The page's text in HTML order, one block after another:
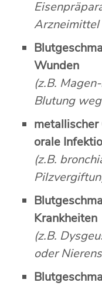
Arzneimittel
Wunden
(z.B.
Blutung
metallischer
orale
(z.B.
Krankheiten
(z.B.
oder